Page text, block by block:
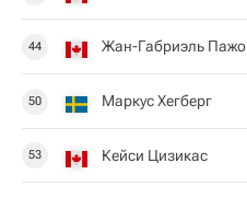
44 Жан-Габриэль Пажо
50 Маркус Хегберг
53 Кейси Цизикас